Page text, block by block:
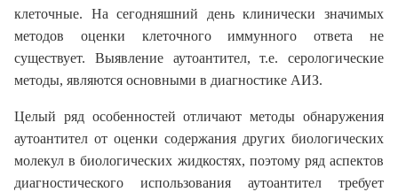
клеточные. На сегодняшний день клинически значимых
методов оценки клеточного иммунного ответа не
существует. Выявление аутоантител, т.е. серологические
методы, являются основными в диагностике АИЗ.
Целый ряд особенностей отличают методы обнаружения
аутоантител от оценки содержания других биологических
молекул в биологических жидкостях, поэтому ряд аспектов
диагностического использования аутоантител требует